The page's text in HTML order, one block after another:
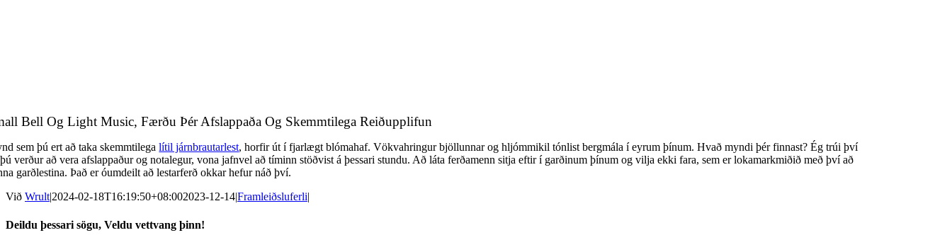
Bell Og Light Music, Færðu Þér Afslappaða Og Skemmtilega Reiðupplifun
sem þú ert að taka skemmtilegalítil járnbrautarlest, horfir út í fjarlægt blómahaf. Vökvahringur bjöllunnar og hljómmikil tónlist bergmála í eyrum þínum. Hvað myndi þér finnast? Ég trúi því
verður að vera afslappaður og notalegur, vona jafnvel að tíminn stöðvist á þessari stundu. Að láta ferðamenn sitja eftir í garðinum þínum og vilja ekki fara, sem er lokamarkmiðið með því að
garðlestina. Það er óumdeilt að lestarferð okkar hefur náð því.
Við Wrult|2024-02-18T16:19:50+08:002023-12-14Framleiðsluferli
Deildu þessari sögu, Veldu vettvang þinn!